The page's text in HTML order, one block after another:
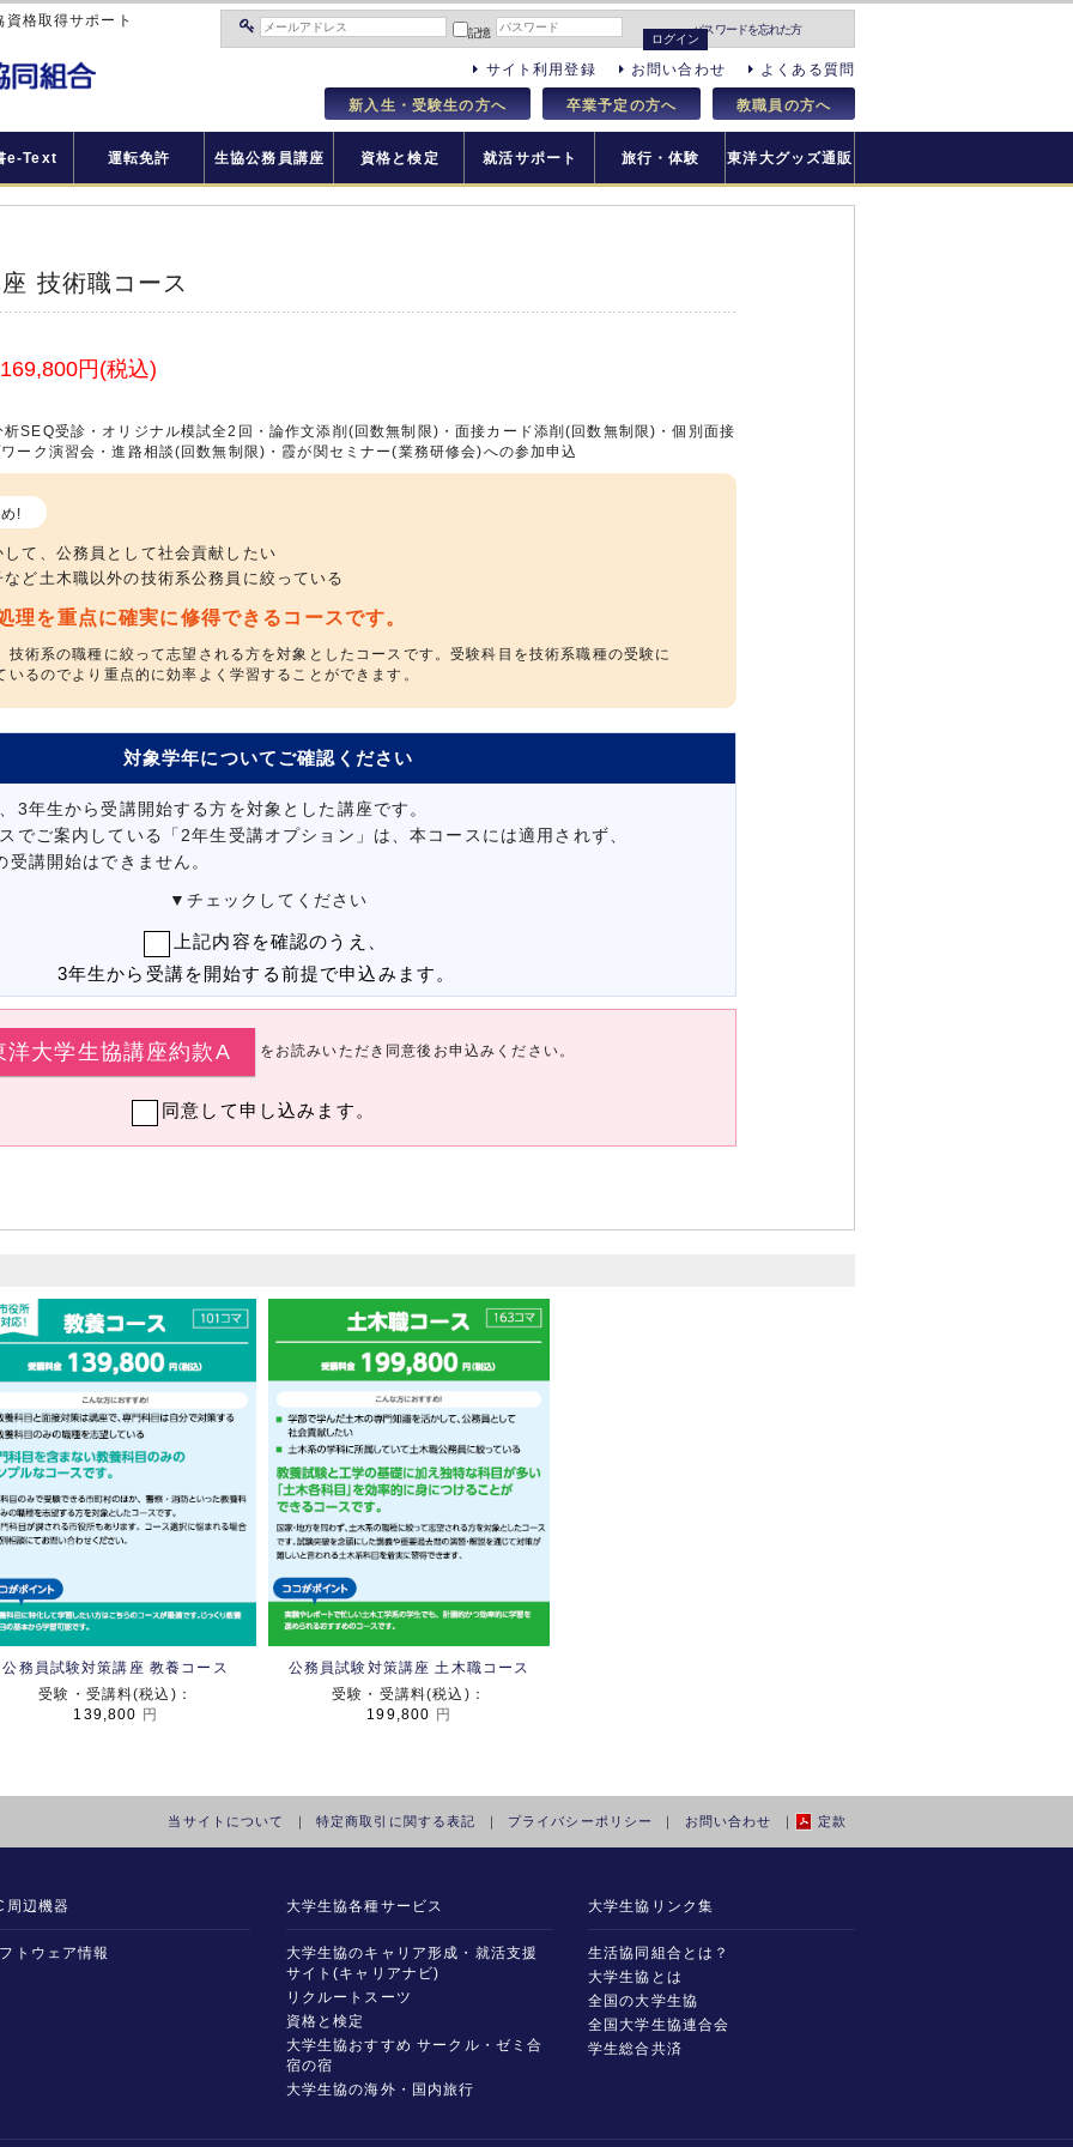
格取得サポート
記憶 パスワードを忘れた方
サイト利用登録 お問い合わせ よくある質問
教職員の方へ
卒業予定の方へ
新入生・受験生の方へ
e-Text 運転免許 生協公務員講座 資格と検定 就活サポート 旅行・体験 東洋大グッズ通販
技術職コース
169,800円(税込)
SEQ受診・オリジナル模試全2回・論作文添削(回数無制限)・面接カード添削(回数無制限)・個別面接
ーク演習会・進路相談(回数無制限)・霞が関セミナー(業務研修会)への参加申込
!
て、公務員として社会貢献したい
ど土木職以外の技術系公務員に絞っている
理を重点に確実に修得できるコースです。
技術系の職種に絞って志望される方を対象としたコースです。受験科目を技術系職種の受験に
いるのでより重点的に効率よく学習することができます。
対象学年についてご確認ください
3年生から受講開始する方を対象とした講座です。
でご案内している「2年生受講オプション」は、本コースには適用されず、
受講開始はできません。
▼チェックしてください
上記内容を確認のうえ、
3年生から受講を開始する前提で申込みます。
洋大学生協講座約款A をお読みいただき同意後お申込みください。
同意して申し込みます。
公務員試験対策講座 教養コース
受験・受講料(税込)：
139,800 円
公務員試験対策講座 土木職コース
受験・受講料(税込)：
199,800 円
定款
お問い合わせ ｜
プライバシーポリシー ｜
特定商取引に関する表記 ｜
当サイトについて ｜
周辺機器
トウェア情報
大学生協各種サービス
大学生協のキャリア形成・就活支援
サイト(キャリアナビ)
リクルートスーツ
資格と検定
大学生協おすすめ サークル・ゼミ合
宿の宿
大学生協の海外・国内旅行
大学生協リンク集
生活協同組合とは？
大学生協とは
全国の大学生協
全国大学生協連合会
学生総合共済